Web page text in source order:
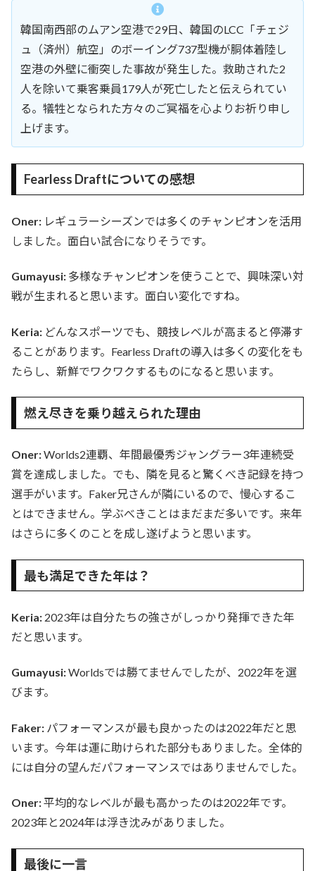
韓国南西部のムアン空港で29日、韓国のLCC「チェジ
ュ（済州）航空」のボーイング737型機が胴体着陸し
空港の外壁に衝突した事故が発生した。救助された2
人を除いて乗客乗員179人が死亡したと伝えられてい
る。犠牲となられた方々のご冥福を心よりお祈り申し
上げます。
Fearless Draftについての感想
Oner: レギュラーシーズンでは多くのチャンピオンを活用
しました。面白い試合になりそうです。
Gumayusi: 多様なチャンピオンを使うことで、興味深い対
戦が生まれると思います。面白い変化ですね。
Keria: どんなスポーツでも、競技レベルが高まると停滞す
ることがあります。Fearless Draftの導入は多くの変化をも
たらし、新鮮でワクワクするものになると思います。
燃え尽きを乗り越えられた理由
Oner:Worlds2連覇、年間最優秀ジャングラー3年連続受
賞を達成しました。でも、隣を見ると驚くべき記録を持つ
選手がいます。Faker兄さんが隣にいるので、慢心するこ
とはできません。学ぶべきことはまだまだ多いです。来年
はさらに多くのことを成し遂げようと思います。
最も満足できた年は？
Keria: 2023年は自分たちの強さがしっかり発揮できた年
だと思います。
Gumayusi:Worldsでは勝てませんでしたが、2022年を選
びます。
Faker: パフォーマンスが最も良かったのは2022年だと思
います。今年は運に助けられた部分もありました。全体的
には自分の望んだパフォーマンスではありませんでした。
Oner:平均的なレベルが最も高かったのは2022年です。
2023年と2024年は浮き沈みがありました。
最後に一言